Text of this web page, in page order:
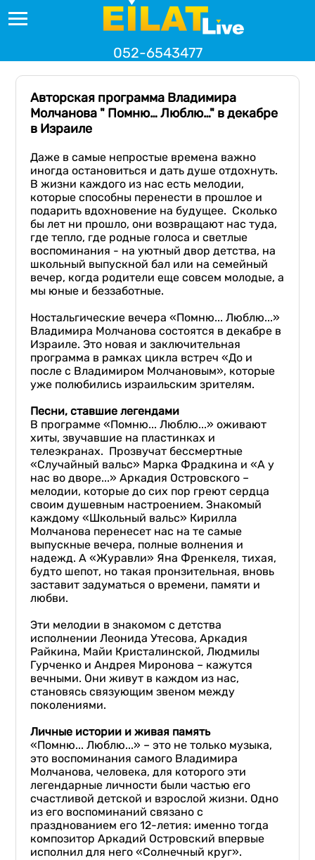
052-6543477
Авторская программа Владимира
Молчанова " Помню… Люблю…" в декабре
в Израиле
Даже в самые непростые времена важно
иногда остановиться и дать душе отдохнуть.
В жизни каждого из нас есть мелодии,
которые способны перенести в прошлое и
подарить вдохновение на будущее. Сколько
бы лет ни прошло, они возвращают нас туда,
где тепло, где родные голоса и светлые
воспоминания - на уютный двор детства, на
школьный выпускной бал или на семейный
вечер, когда родители еще совсем молодые, а
мы юные и беззаботные.
Ностальгические вечера «Помню... Люблю...»
Владимира Молчанова состоятся в декабре в
Израиле. Это новая и заключительная
программа в рамках цикла встреч «До и
после с Владимиром Молчановым», которые
уже полюбились израильским зрителям.
Песни, ставшие легендами
В программе «Помню... Люблю...» оживают
хиты, звучавшие на пластинках и
телеэкранах. Прозвучат бессмертные
«Случайный вальс» Марка Фрадкина и «А у
нас во дворе...» Аркадия Островского –
мелодии, которые до сих пор греют сердца
своим душевным настроением. Знакомый
каждому «Школьный вальс» Кирилла
Молчанова перенесет нас на те самые
выпускные вечера, полные волнения и
надежд. А «Журавли» Яна Френкеля, тихая,
будто шепот, но такая пронзительная, вновь
заставит задуматься о времени, памяти и
любви.
Эти мелодии в знакомом с детства
исполнении Леонида Утесова, Аркадия
Райкина, Майи Кристалинской, Людмилы
Гурченко и Андрея Миронова – кажутся
вечными. Они живут в каждом из нас,
становясь связующим звеном между
поколениями.
Личные истории и живая память
«Помню... Люблю...» – это не только музыка,
это воспоминания самого Владимира
Молчанова, человека, для которого эти
легендарные личности были частью его
счастливой детской и взрослой жизни. Одно
из его воспоминаний связано с
празднованием его 12-летия: именно тогда
композитор Аркадий Островский впервые
исполнил для него «Солнечный круг».